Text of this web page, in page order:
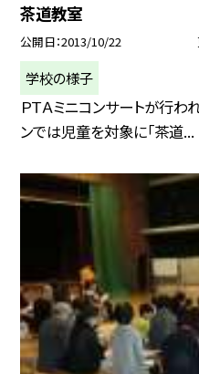
茶道教室
公開日 2013/10/22
学校の様子
ＰＴＡミニコンサートが行わ
ンでは児童を対象に「茶道...